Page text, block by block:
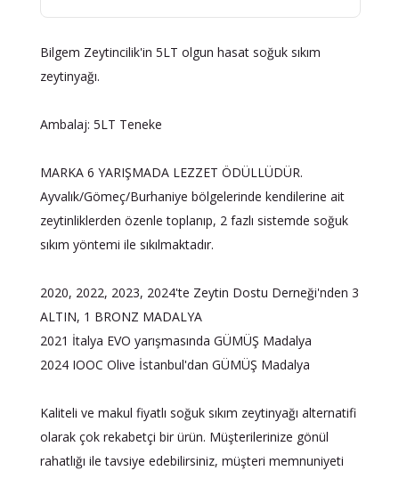
Bilgem Zeytincilik'in 5LT olgun hasat soğuk sıkım
zeytinyağı.
Ambalaj: 5LT Teneke
MARKA 6 YARIŞMADA LEZZET ÖDÜLLÜDÜR.
Ayvalık/Gömeç/Burhaniye bölgelerinde kendilerine ait
zeytinliklerden özenle toplanıp, 2 fazlı sistemde soğuk
sıkım yöntemi ile sıkılmaktadır.
2020, 2022, 2023, 2024'te Zeytin Dostu Derneği'nden 3
ALTIN, 1 BRONZ MADALYA
2021 İtalya EVO yarışmasında GÜMÜŞ Madalya
2024 IOOC Olive İstanbul'dan GÜMÜŞ Madalya
Kaliteli ve makul fiyatlı soğuk sıkım zeytinyağı alternatifi
olarak çok rekabetçi bir ürün. Müşterilerinize gönül
rahatlığı ile tavsiye edebilirsiniz, müşteri memnuniyeti